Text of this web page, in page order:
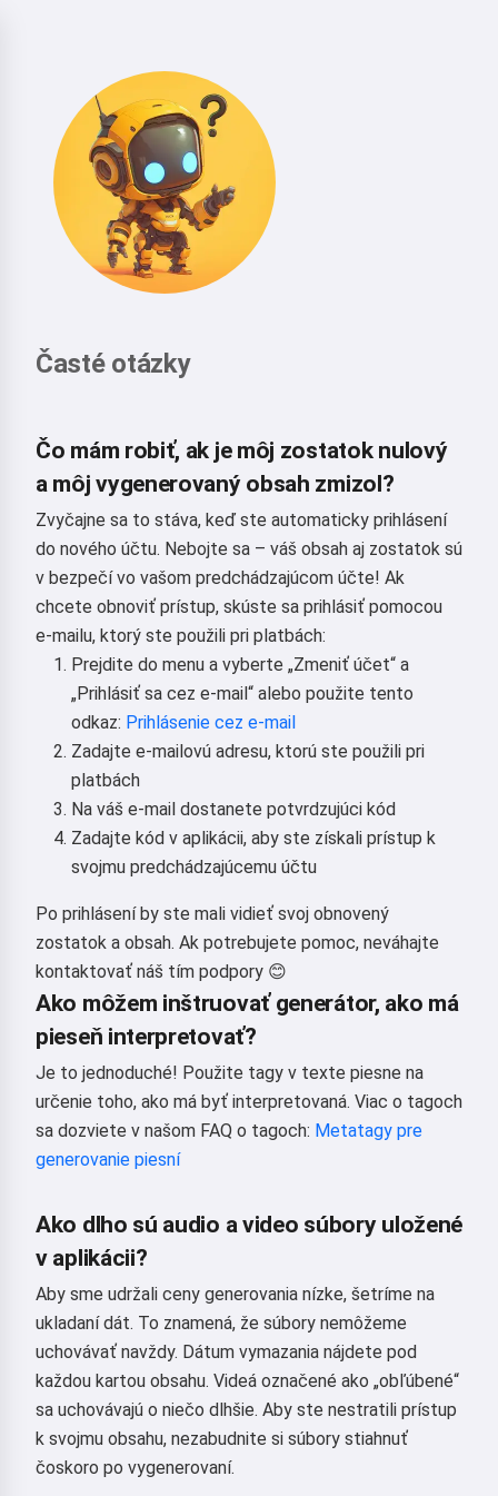
Časté otázky
Čo mám robiť, ak je môj zostatok nulový
a môj vygenerovaný obsah zmizol?
Zvyčajne sa to stáva, keď ste automaticky prihlásení
do nového účtu. Nebojte sa – váš obsah aj zostatok sú
v bezpečí vo vašom predchádzajúcom účte! Ak
chcete obnoviť prístup, skúste sa prihlásiť pomocou
e-mailu, ktorý ste použili pri platbách:
Prejdite do menu a vyberte „Zmeniť účet“ a
„Prihlásiť sa cez e-mail“ alebo použite tento
odkaz: Prihlásenie cez e-mail
Zadajte e-mailovú adresu, ktorú ste použili pri
platbách
Na váš e-mail dostanete potvrdzujúci kód
Zadajte kód v aplikácii, aby ste získali prístup k
svojmu predchádzajúcemu účtu
Po prihlásení by ste mali vidieť svoj obnovený
zostatok a obsah. Ak potrebujete pomoc, neváhajte
kontaktovať náš tím podpory 😊
Ako môžem inštruovať generátor, ako má
pieseň interpretovať?
Je to jednoduché! Použite tagy v texte piesne na
určenie toho, ako má byť interpretovaná. Viac o tagoch
sa dozviete v našom FAQ o tagoch: Metatagy pre
generovanie piesní
Ako dlho sú audio a video súbory uložené
v aplikácii?
Aby sme udržali ceny generovania nízke, šetríme na
ukladaní dát. To znamená, že súbory nemôžeme
uchovávať navždy. Dátum vymazania nájdete pod
každou kartou obsahu. Videá označené ako „obľúbené“
sa uchovávajú o niečo dlhšie. Aby ste nestratili prístup
k svojmu obsahu, nezabudnite si súbory stiahnuť
čoskoro po vygenerovaní.